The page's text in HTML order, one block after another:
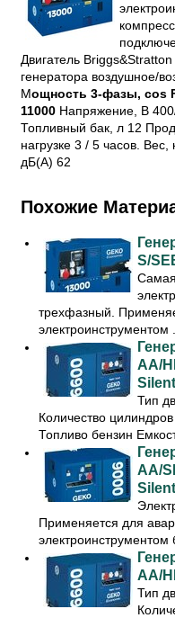
Двигатель
генератора воздушное/
Мощность 3-фазы, cos
11000 Напряжение, В
Топливный бак, л 12
нагрузке 3 / 5 часов. Вес,
дБ(А) 62
Похожие
S/
трехфазный.
электроинструментом
AA/
Тип
Количество
Топливо бензин
AA/
Применяется для
AA/
Тип